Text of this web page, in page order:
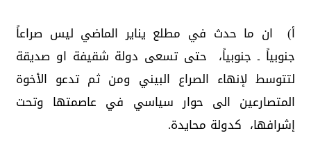
أ) ان ما حدث في مطلع يناير الماضي ليس صراعاً
جنوبياً ـ جنوبياً، حتى تسعى دولة شقيفة او صديقة
لتتوسط لإنهاء الصراع البيني ومن ثم تدعو الأخوة
المتصارعين الى حوار سياسي في عاصمتها وتحت
إشرافها، كدولة محايدة.